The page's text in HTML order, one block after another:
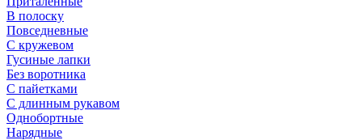
В полоску
Повседневные
С кружевом
Гусиные лапки
Без воротника
С пайетками
С длинным рукавом
Однобортные
Нарядные